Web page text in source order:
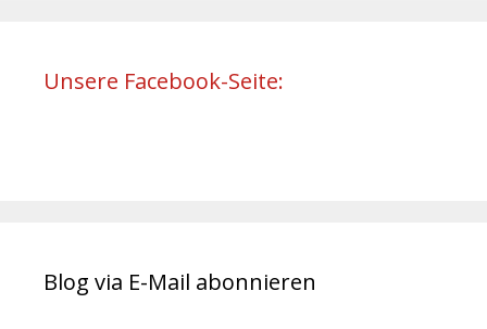
Unsere Facebook-Seite:
Blog via E-Mail abonnieren